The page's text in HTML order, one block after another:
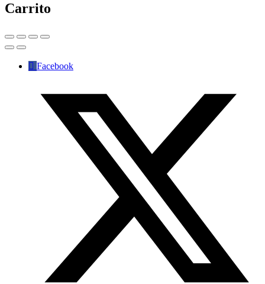
Carrito
Facebook